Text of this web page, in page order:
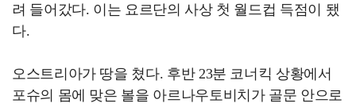
려 들어갔다. 이는 요르단의 사상 첫 월드컵 득점이 됐
다.
오스트리아가 땅을 쳤다. 후반 23분 코너킥 상황에서
포슈의 몸에 맞은 볼을 아르나우토비치가 골문 안으로